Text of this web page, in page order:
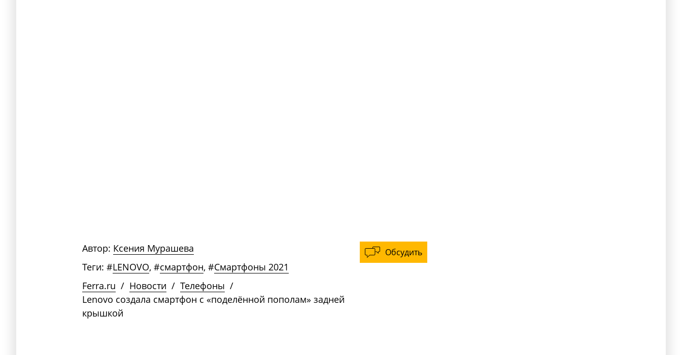
Обсудить
Автор: Ксения Мурашева
Теги: #LENOVO, #смартфон, #Смартфоны 2021
Ferra.ru / Новости / Телефоны /
Lenovo создала смартфон с «поделённой пополам» задней
крышкой